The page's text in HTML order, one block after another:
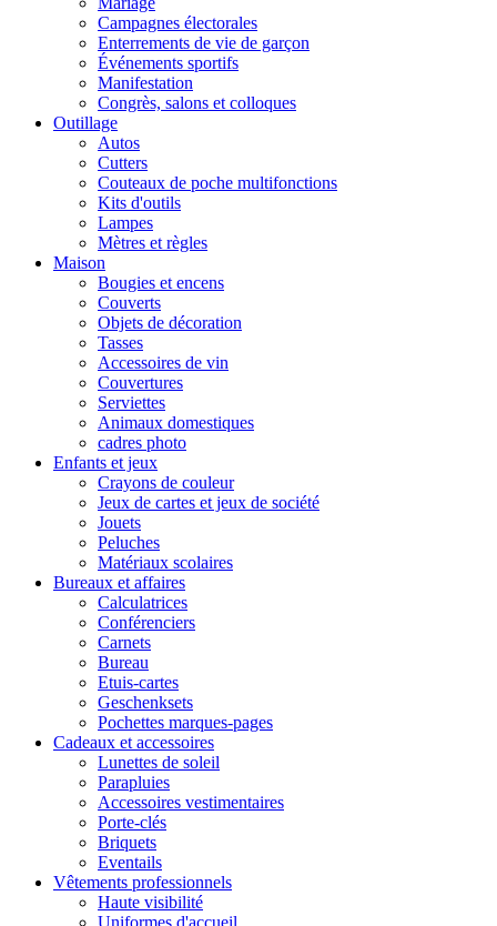
Campagnes électorales
Enterrements de vie de garçon
Événements sportifs
Manifestation
Congrès, salons et colloques
Outillage
Autos
Cutters
Couteaux de poche multifonctions
Kits d'outils
Lampes
Mètres et règles
Maison
Bougies et encens
Couverts
Objets de décoration
Tasses
Accessoires de vin
Couvertures
Serviettes
Animaux domestiques
cadres photo
Enfants et jeux
Crayons de couleur
Jeux de cartes et jeux de société
Jouets
Peluches
Matériaux scolaires
Bureaux et affaires
Calculatrices
Conférenciers
Carnets
Bureau
Etuis-cartes
Geschenksets
Pochettes marques-pages
Cadeaux et accessoires
Lunettes de soleil
Parapluies
Accessoires vestimentaires
Porte-clés
Briquets
Eventails
Vêtements professionnels
Haute visibilité
Uniformes d'accueil